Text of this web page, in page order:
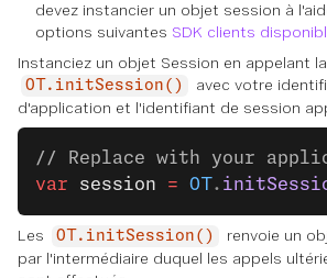
devez instancier un objet session à
options suivantes SDK clients
Instanciez un objet Session en appelant
OT.initSession()
avec votre
d'application et l'identifiant de session
// Replace with your
var session = OT.
Les OT.initSession()
renvoie un
par l'intermédiaire duquel les appels